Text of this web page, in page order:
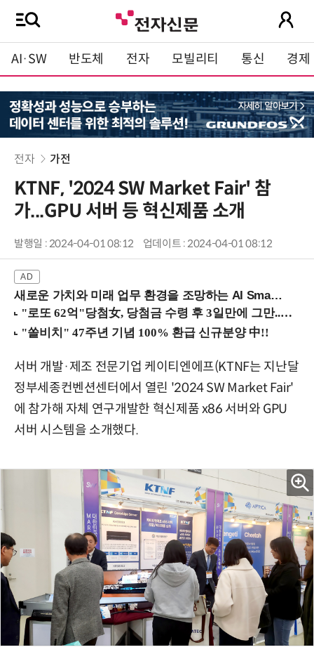
AI·SW 반도체 전자 모빌리티 통신 경제
전자 가전
KTNF, '2024 SW Market Fair' 참
가...GPU 서버 등 혁신제품 소개
발행일 : 2024-04-01 08:12 업데이트 : 2024-04-01 08:12
새로운 가치와 미래 업무 환경을 조망하는 AI Smart Work Summit 2026 (9/11 코엑스)
서버 개발·제조 전문기업 케이티엔에프(KTNF는 지난달
정부세종컨벤션센터에서 열린 '2024 SW Market Fair'
에 참가해 자체 연구개발한 혁신제품 x86 서버와 GPU
서버 시스템을 소개했다.